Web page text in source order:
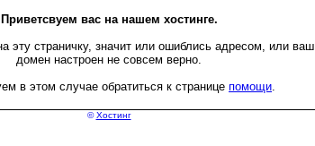
Приветсвуем вас на нашем хостинге.
эту страничку, значит или ошиблись адресом, или ваш
домен настроен не совсем верно.
в этом случае обратиться к странице помощи.
© Хостинг